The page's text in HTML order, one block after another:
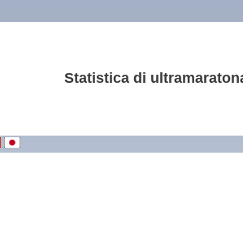
Statistica di